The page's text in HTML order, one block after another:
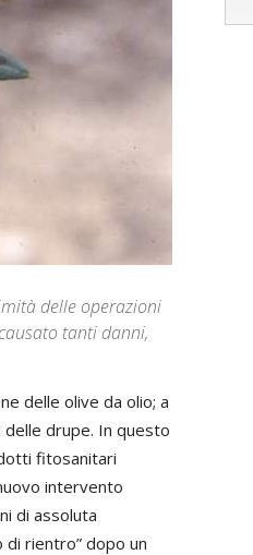
delle operazioni
tanti danni,
delle olive da olio; a
drupe. In questo
fitosanitari
intervento
di assoluta
di rientro” dopo un